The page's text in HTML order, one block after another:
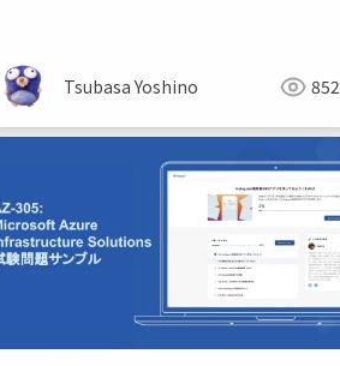
Tsubasa Yoshino 852